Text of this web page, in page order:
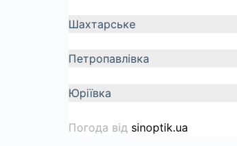
Шахтарське
Петропавлівка
Юріївка
Погода від sinoptik.ua